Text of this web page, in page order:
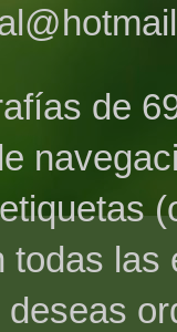
de
todas las
deseas